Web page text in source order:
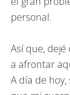
personal.
Así que,
a afrontar
A día de